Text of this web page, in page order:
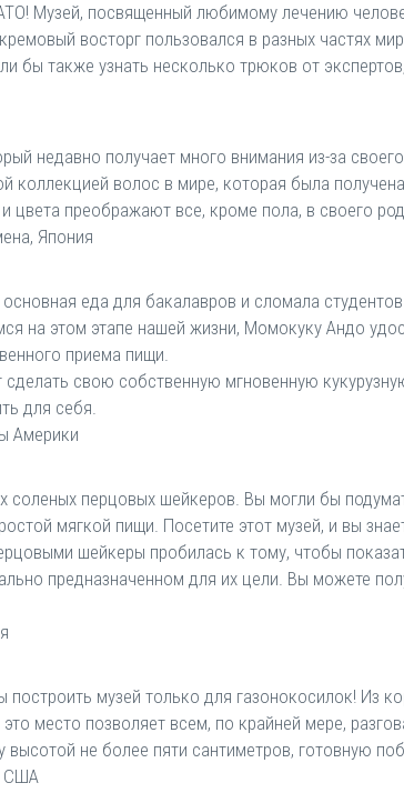
Музей, посвященный любимому лечению
восторг пользовался в разных частях
бы также узнать несколько трюков от
недавно получает много внимания из-за
коллекцией волос в мире, которая была
цвета преображают все, кроме пола, в своего
Япония
еда для бакалавров и сломала
на этом этапе нашей жизни, Момокуку Андо
приема пищи.
сделать свою собственную мгновенную
для себя.
Америки
соленых перцовых шейкеров. Вы могли бы
мягкой пищи. Посетите этот музей, и вы
шейкеры пробилась к тому, чтобы
предназначенном для их цели. Вы можете
музей только для газонокосилок! Из
место позволяет всем, по крайней мере,
не более пяти сантиметров, готовную
США